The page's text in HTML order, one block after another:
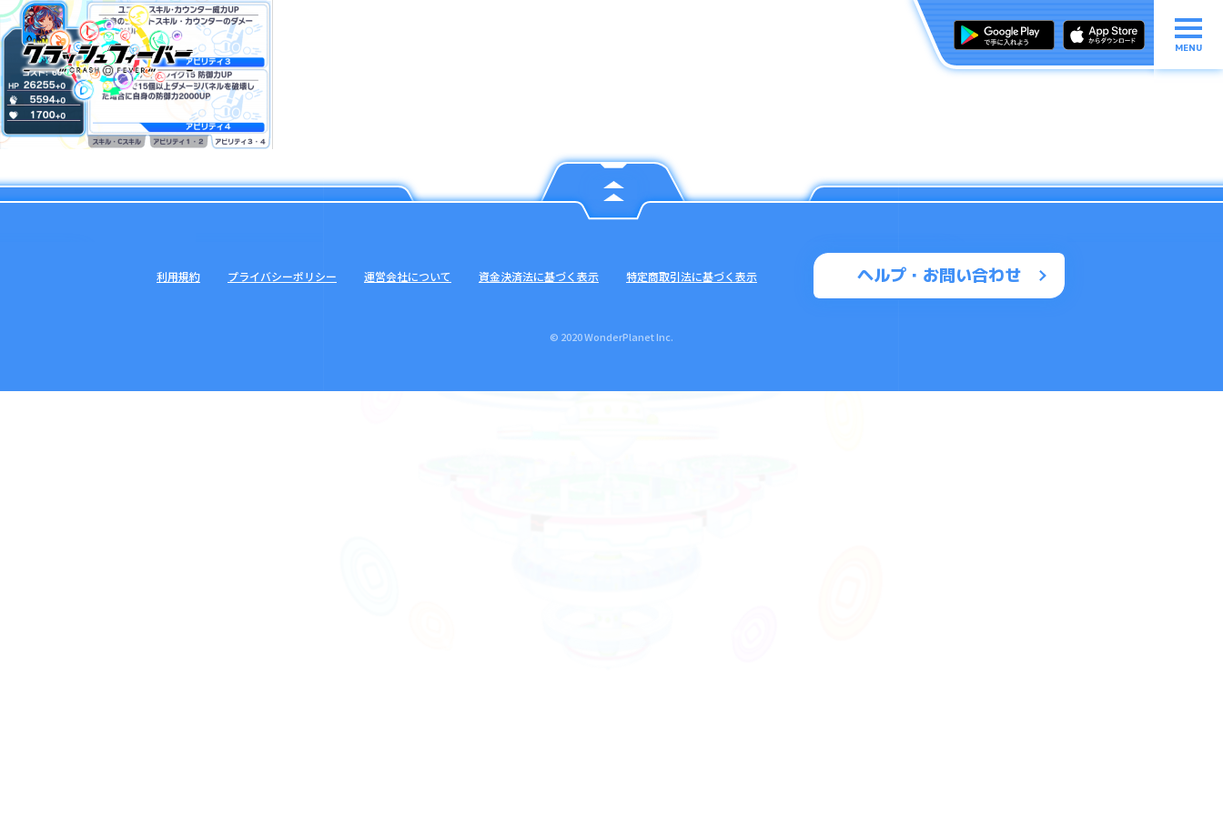
MENU
ヘルプ・お問い合わせ
利用規約 プライバシーポリシー 運営会社について 資金決済法に基づく表示 特定商取引法に基づく表示
© 2020 WonderPlanet Inc.